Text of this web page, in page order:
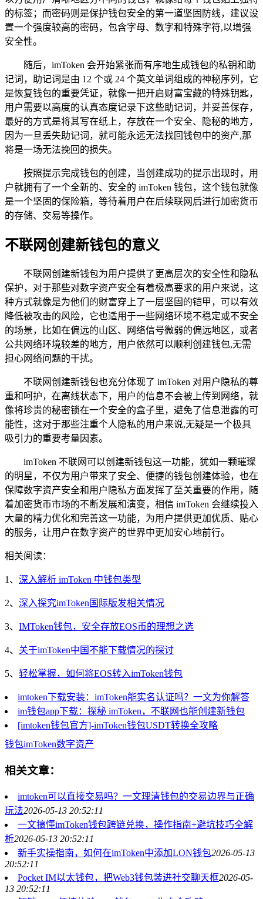
的标签；而密码则是保护钱包安全的第一道坚固防线，建议设
置一个强度较高的密码，包含字母、数字和特殊字符,以增强
安全性。
随后，imToken 会开始紧张而有序地生成钱包的私钥和助
记词，助记词是由 12 个或 24 个英文单词组成的神秘序列，它
是恢复钱包的重要凭证，就像一把开启财富宝藏的特殊钥匙，
用户需要以高度的认真态度记录下这些助记词，并妥善保存，
最好的方式是将其写在纸上，存放在一个安全、隐秘的地方，
因为一旦丢失助记词，就可能永远无法找回钱包中的资产,那
将是一场无法挽回的损失。
按照提示完成钱包的创建，当创建成功的提示出现时，用
户就拥有了一个全新的、安全的 imToken 钱包，这个钱包就像
是一个坚固的保险箱，等待着用户在后续联网后进行加密货币
的存储、交易等操作。
不联网创建新钱包的意义
不联网创建新钱包为用户提供了更高层次的安全性和隐私
保护，对于那些对数字资产安全有着极高要求的用户来说，这
种方式就像是为他们的财富穿上了一层坚固的铠甲，可以有效
降低被攻击的风险，它也适用于一些网络环境不稳定或不安全
的场景，比如在偏远的山区、网络信号微弱的偏远地区，或者
公共网络环境较差的地方，用户依然可以顺利创建钱包,无需
担心网络问题的干扰。
不联网创建新钱包也充分体现了 imToken 对用户隐私的尊
重和呵护，在离线状态下，用户的信息不会被上传到网络，就
像将珍贵的秘密锁在一个安全的盒子里，避免了信息泄露的可
能性，这对于那些注重个人隐私的用户来说,无疑是一个极具
吸引力的重要考量因素。
imToken 不联网可以创建新钱包这一功能，犹如一颗璀璨
的明星，不仅为用户带来了安全、便捷的钱包创建体验，也在
保障数字资产安全和用户隐私方面发挥了至关重要的作用，随
着加密货币市场的不断发展和演变，相信 imToken 会继续投入
大量的精力优化和完善这一功能，为用户提供更加优质、贴心
的服务，让用户在数字资产的世界中更加安心地前行。
相关阅读：
1、 深入解析 imToken 中钱包类型
2、 深入探究imToken国际版发相关情况
3、 IMToken钱包，安全存放EOS币的理想之选
4、 关于imToken中国不能下载情况的探讨
5、 轻松掌握，如何将EOS转入imToken钱包
imtoken下载安装：imToken能实名认证吗？一文为你解答
im钱包app下载：探秘 imToken，不联网也能创建新钱包
[imtoken钱包官方]-imToken钱包USDT转换全攻略
钱包imToken数字资产
相关文章：
imtoken可以直接交易吗？一文理清钱包的交易边界与正确
玩法2026-05-13 20:52:11
一文搞懂imToken钱包跨链兑换，操作指南+避坑技巧全解
析2026-05-13 20:52:11
新手实操指南，如何在imToken中添加LON钱包2026-05-13
20:52:11
Pocket IM以太钱包，把Web3钱包装进社交聊天框2026-05-
13 20:52:11